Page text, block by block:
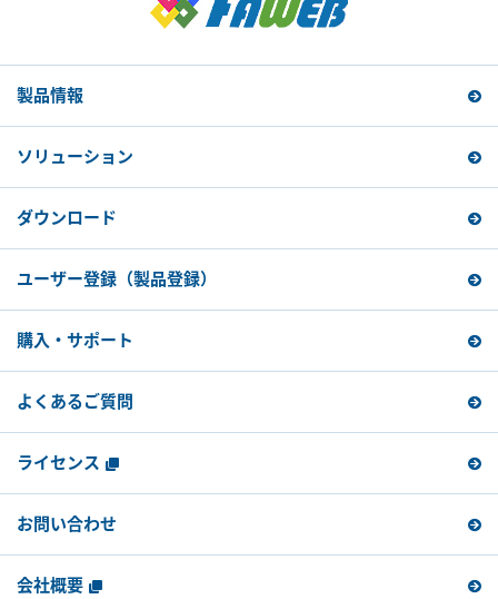
製品情報
ソリューション
ダウンロード
ユーザー登録 （製品登録）
購入・サポート
よくあるご質問
ライセンス
お問い合わせ
会社概要